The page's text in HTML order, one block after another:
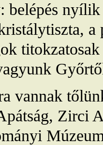
belépés
a
vannak
Zirci